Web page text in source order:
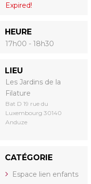
Expired!
HEURE
17h00 - 18h30
LIEU
Les Jardins de la
Filature
Bat D 19 rue du
Luxembourg 30140
Anduze
CATÉGORIE
Espace lien enfants